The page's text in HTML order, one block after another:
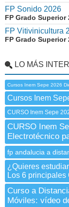
FP Sonido 2026
FP Grado Superior
FP Vitivinicultura
FP Grado Superior
LO MÁS
Cursos Inem Sepe 2026
Cursos Inem
CURSO Inem Sepe
CURSO Inem
Electrotécnico
fp andalucia a
¿Quieres
Los 6
Curso a
Móviles: vídeo